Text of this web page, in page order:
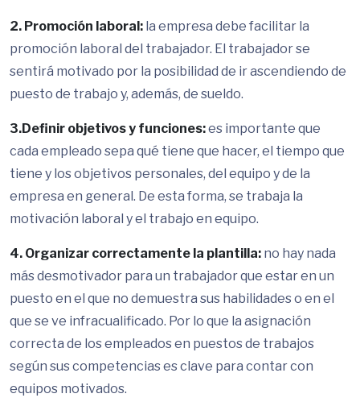
2. Promoción laboral: la empresa debe facilitar la
promoción laboral del trabajador. El trabajador se
sentirá motivado por la posibilidad de ir ascendiendo de
puesto de trabajo y, además, de sueldo.
3.Definir objetivos y funciones:es importante que
cada empleado sepa qué tiene que hacer, el tiempo que
tiene y los objetivos personales, del equipo y de la
empresa en general. De esta forma, se trabaja la
motivación laboral y el trabajo en equipo.
4. Organizar correctamente la plantilla: no hay nada
más desmotivador para un trabajador que estar en un
puesto en el que no demuestra sus habilidades o en el
que se ve infracualificado. Por lo que la asignación
correcta de los empleados en puestos de trabajos
según sus competencias es clave para contar con
equipos motivados.